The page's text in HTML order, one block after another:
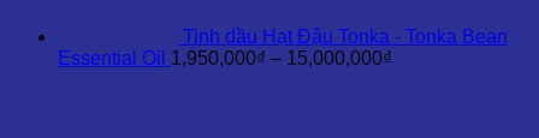
Tinh dầu Hạt Đậu Tonka - Tonka Bean
Essential Oil 1,950,000₫ – 15,000,000₫